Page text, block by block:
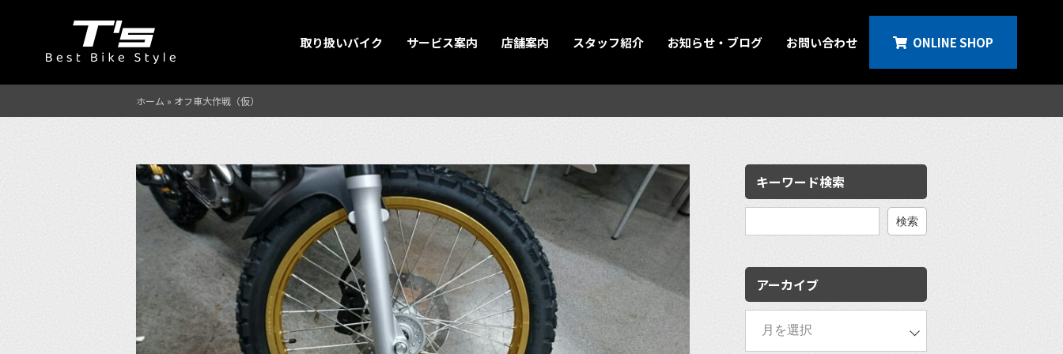
取り扱いバイク サービス案内 店舗案内 スタッフ紹介 お知らせ・ブログ お問い合わせ ONLINE SHOP
ホーム » オフ車大作戦（仮）
キーワード検索
検
アーカイブ